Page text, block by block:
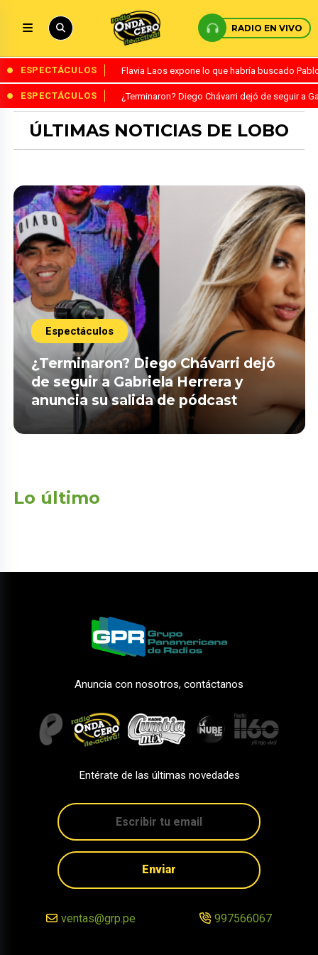
RADIO EN VIVO
ESPECTÁCULOS Flavia Laos expone lo que habría buscado
ESPECTÁCULOS ¿Terminaron? Diego Chávarri dejó de seguir a
ÚLTIMAS NOTICIAS DE LOBO
Espectáculos
¿Terminaron? Diego Chávarri dejó
de seguir a Gabriela Herrera y
anuncia su salida de pódcast
Lo último
Anuncia con nosotros, contáctanos
Entérate de las últimas novedades
Enviar
ventas@grp.pe 997566067